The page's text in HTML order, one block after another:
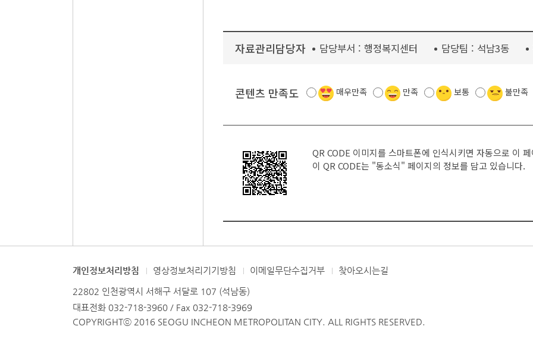
자료관리담당자 담당부서 : 행정복지센터 담당팀 : 석남3동
콘텐츠 만족도 매우만족 만족 보통 불만족
QR CODE 이미지를 스마트폰에 인식시키면 자동으로 이
이 QR CODE는 "동소식" 페이지의 정보를 담고 있습니다.
개인정보처리방침 영상정보처리기기방침 이메일무단수집거부 찾아오시는길
22802 인천광역시 서해구 서달로 107 (석남동)
대표전화 032-718-3960 / Fax 032-718-3969
COPYRIGHTⓒ 2016 SEOGU INCHEON METROPOLITAN CITY. ALL RIGHTS RESERVED.